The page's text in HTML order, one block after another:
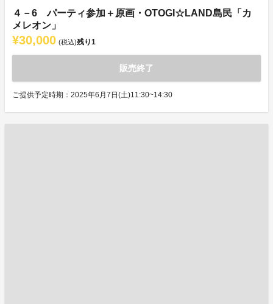
４－6 パーティ参加＋原画・OTOGI☆LAND島民「カ
メレオン」
¥30,000 (税込)残り1
販売終了
ご提供予定時期：2025年6月7日(土)11:30~14:30